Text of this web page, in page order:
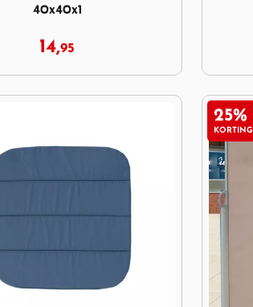
40x40x1
14,95
25%
KORTING